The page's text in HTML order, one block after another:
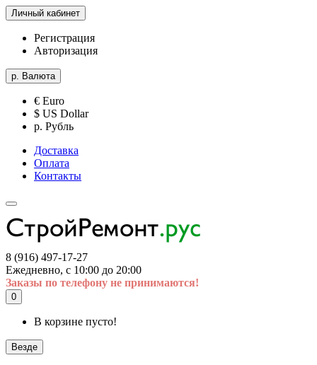
Личный кабинет
Регистрация
Авторизация
р. Валюта
€ Euro
$ US Dollar
р. Рубль
Доставка
Оплата
Контакты
8 (916) 497-17-27
Ежедневно, с 10:00 до 20:00
Заказы по телефону не принимаются!
0
В корзине пусто!
Везде